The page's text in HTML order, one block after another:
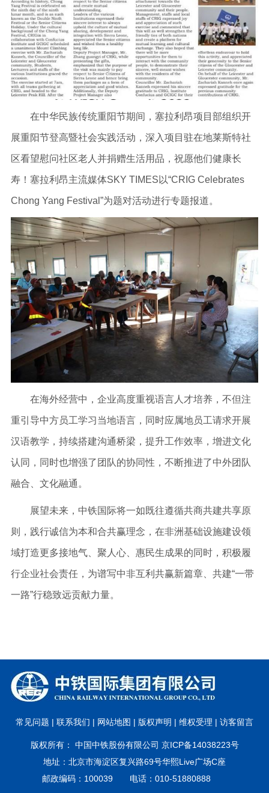
在中华民族传统重阳节期间，塞拉利昂项目部组织开
展重阳节登高暨社会实践活动，深入项目驻在地莱斯特社
区看望慰问社区老人并捐赠生活用品，祝愿他们健康长
寿！塞拉利昂主流媒体SKY TIMES以“CRIG Celebrates
Chong Yang Festival”为题对活动进行专题报道。
在海外经营中，企业高度重视语言人才培养，不但注
重引导中方员工学习当地语言，同时应属地员工请求开展
汉语教学，持续搭建沟通桥梁，提升工作效率，增进文化
认同，同时也增强了团队的协同性，不断推进了中外团队
融合、文化融通。
展望未来，中铁国际将一如既往遵循共商共建共享原
则，践行诚信为本和合共赢理念，在非洲基础设施建设领
域打造更多接地气、聚人心、惠民生成果的同时，积极履
行企业社会责任，为谱写中非互利共赢新篇章、共建“一带
一路”行稳致远贡献力量。
常见问题 | 联系我们 | 网站地图 | 版权声明 | 维权受理 | 访客留言
版权所有： 中国中铁股份有限公司 京ICP备14038223号
地址：北京市海淀区复兴路69号华熙Live广场C座
邮政编码：100039 电话：010-51880888